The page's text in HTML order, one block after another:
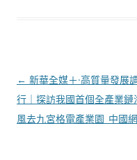
文
章
導
← 新華全媒＋·高質量發展
行｜探訪我國首個全產業鏈
風去九宮格電產業園_中國網